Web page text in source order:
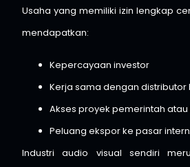
Usaha yang memiliki izin lengkap
mendapatkan:
Kepercayaan investor
Kerja sama dengan distributor
Akses proyek pemerintah
Peluang ekspor ke pasar
Industri audio visual sendiri